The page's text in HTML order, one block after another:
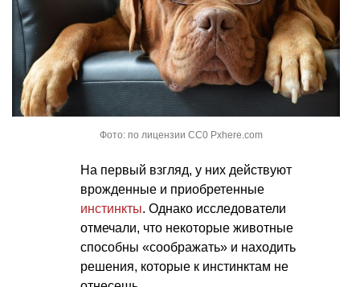
Фото: по лицензии CC0 Pxhere.com
На первый взгляд, у них действуют
врожденные и приобретенные
инстинкты. Однако исследователи
отмечали, что некоторые животные
способны «соображать» и находить
решения, которые к инстинктам не